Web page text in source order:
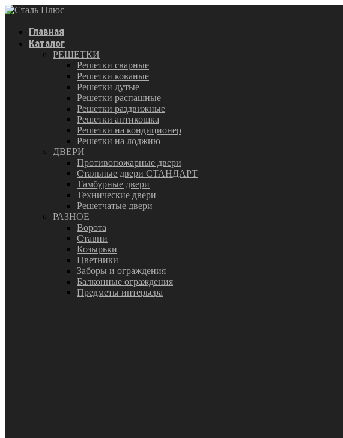
Главная
Каталог
РЕШЕТКИ
Решетки сварные
Решетки кованые
Решетки дутые
Решетки распашные
Решетки раздвижные
Решетки антикошка
Решетки на кондиционер
Решетки на лоджию
ДВЕРИ
Противопожарные двери
Стальные двери СТАНДАРТ
Тамбурные двери
Технические двери
Решетчатые двери
РАЗНОЕ
Ворота
Ставни
Козырьки
Цветники
Заборы и ограждения
Балконные ограждения
Предметы интерьера